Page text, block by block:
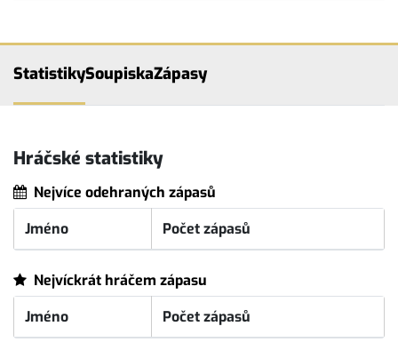
StatistikySoupiskaZápasy
Hráčské statistiky
Nejvíce odehraných zápasů
Jméno
Počet zápasů
Nejvíckrát hráčem zápasu
Jméno
Počet zápasů